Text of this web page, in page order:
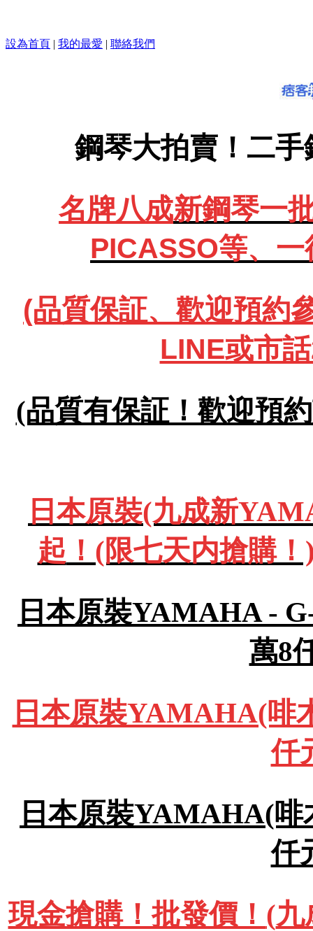
設為首頁 | 我的最愛 | 聯絡我們
鋼琴大拍賣！二
名牌八成新鋼琴一
PICASSO等、 一
(品質保証、歡迎預約
LINE或市
(品質有保証！歡迎預
日本原裝(九成新
起 ！(限七天内搶購
日本原裝YAMAHA -
萬8
日本原裝YAMAHA(啡
仟
日本原裝YAMAHA(
仟
現金搶購！批發價！ (